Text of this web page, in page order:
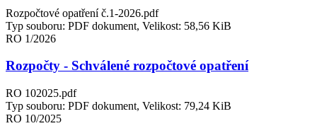
Rozpočtové opatření č.1-2026.pdf
Typ souboru: PDF dokument, Velikost: 58,56 KiB
RO 1/2026
Rozpočty - Schválené rozpočtové opatření
RO 102025.pdf
Typ souboru: PDF dokument, Velikost: 79,24 KiB
RO 10/2025